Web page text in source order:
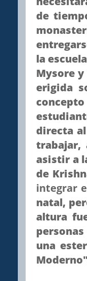
de
la
Mysore
erigida
directa
trabajar,
asistir a
de
integrar
natal,
altura
una